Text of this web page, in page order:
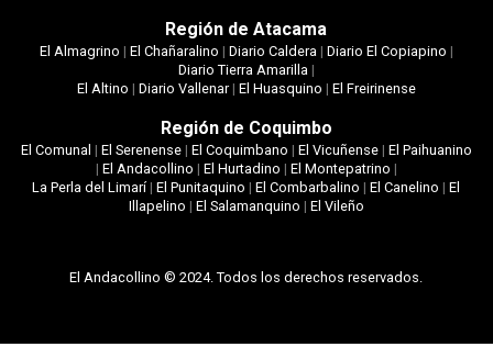
Región de Atacama
El Almagrino | El Chañaralino | Diario Caldera| Diario El Copiapino |
Diario Tierra Amarilla|
El Altino | Diario Vallenar| El Huasquino | El Freirinense
Región de Coquimbo
El Comunal | El Serenense| El Coquimbano | El Vicuñense| El Paihuanino
| El Andacollino | El Hurtadino | El Montepatrino |
La Perla del Limarí|El Punitaquino |El Combarbalino |El Canelino |El
Illapelino | El Salamanquino | El Vileño
El Andacollino © 2024. Todos los derechos reservados.